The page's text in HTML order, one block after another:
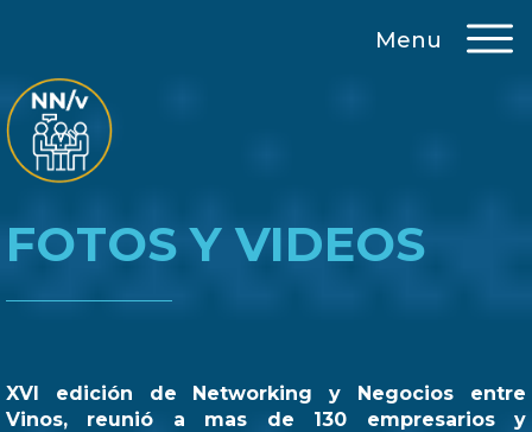
Menu
FOTOS Y VIDEOS
XVI edición de Networking y Negocios entre
Vinos, reunió a mas de 130 empresarios y